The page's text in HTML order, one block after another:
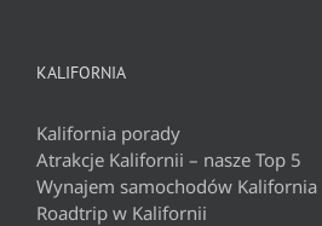
KALIFORNIA
Kalifornia porady
Atrakcje Kalifornii – nasze Top 5
Wynajem samochodów Kalifornia
Roadtrip w Kalifornii